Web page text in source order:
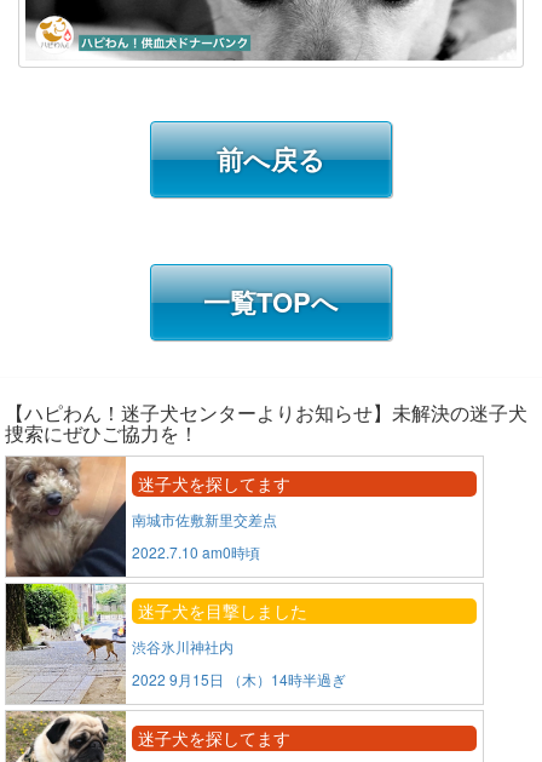
前へ戻る
一覧TOPへ
【ハピわん！迷子犬センターよりお知らせ】未解決の迷子犬
捜索にぜひご協力を！
迷子犬を探してます
南城市佐敷新里交差点
2022.7.10 am0時頃
迷子犬を目撃しました
渋谷氷川神社内
2022 9月15日 （木）14時半過ぎ
迷子犬を探してます